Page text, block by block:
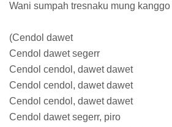
Wani sumpah tresnaku mung
(Cendol dawet
Cendol dawet segerr
Cendol cendol, dawet dawet
Cendol cendol, dawet dawet
Cendol cendol, dawet dawet
Cendol dawet segerr, piro